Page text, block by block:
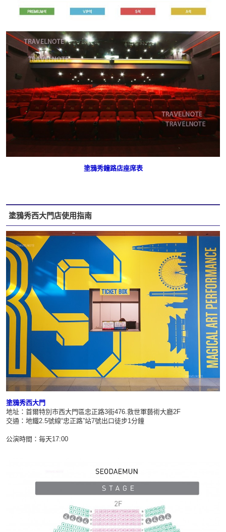
塗鴉秀鐘路店座席表
塗鴉秀西大門店使用指南
塗鴉秀西大門
地址：首爾特別市西大門區忠正路3街476.救世軍藝術大廳2F
交通：地鐵2.5號線“忠正路”站7號出口徒步1分鐘
公演時間：毎天17:00